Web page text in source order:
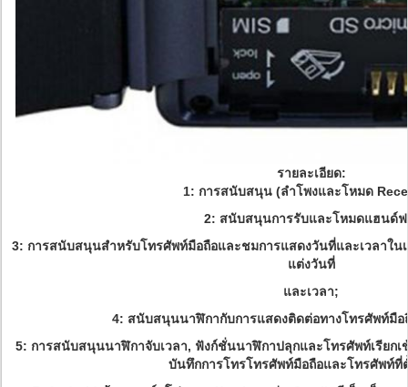
รายละเอียด:
1: การสนับสนุน (ลำโพงและโหมด
2: สนับสนุนการรับและโหมดแฮนด์
3: การสนับสนุนสำหรับโทรศัพท์มือถือและชมการแสดงวันที่และเวลาใน
แต่งวันที่
และเวลา;
4: สนับสนุนนาฬิกากับการแสดงติดต่อทางโทรศัพท์มือ
5: การสนับสนุนนาฬิกาจับเวลา, ฟังก์ชั่นนาฬิกาปลุกและโทรศัพท์เรียก
บันทึกการโทรโทรศัพท์มือถือและโทรศัพท์ที่